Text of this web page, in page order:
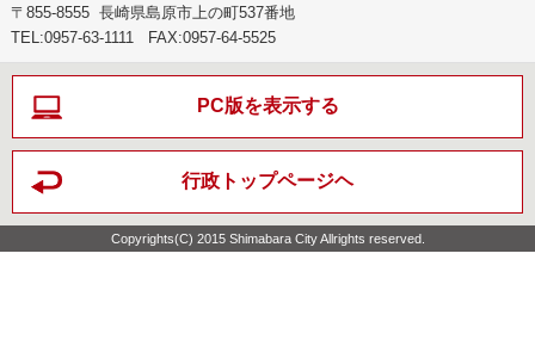
〒855-8555 長崎県島原市上の町537番地
TEL:0957-63-1111 FAX:0957-64-5525
PC版を表示する
行政トップページヘ
Copyrights(C) 2015 Shimabara City Allrights reserved.